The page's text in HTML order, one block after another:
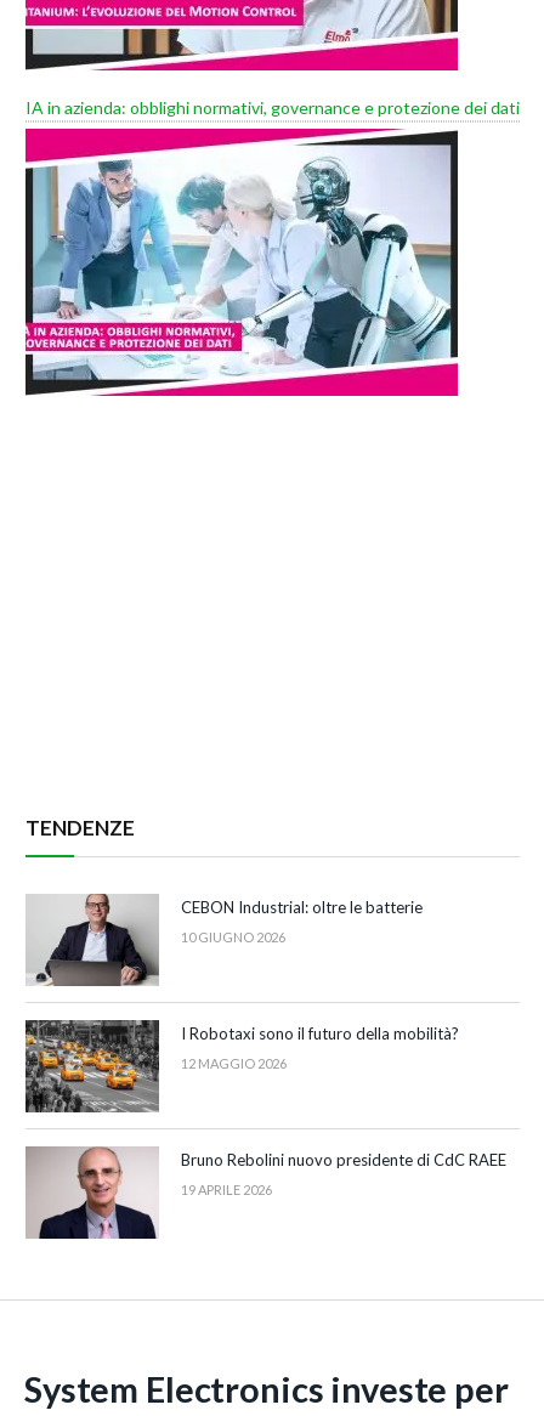
IA in azienda: obblighi normativi, governance e protezione dei dati
TENDENZE
CEBON Industrial: oltre le batterie
10 GIUGNO 2026
I Robotaxi sono il futuro della mobilità?
12 MAGGIO 2026
Bruno Rebolini nuovo presidente di CdC RAEE
19 APRILE 2026
System Electronics investe per